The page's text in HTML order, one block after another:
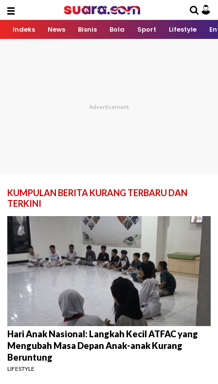
Indeks News Bisnis Bola Sport Lifestyle
KUMPULAN BERITA KURANG TERBARU DAN
TERKINI
Hari Anak Nasional: Langkah Kecil ATFAC yang
Mengubah Masa Depan Anak-anak Kurang
Beruntung
LIFESTYLE